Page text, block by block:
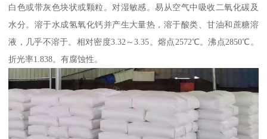
白色或带灰色块状或颗粒。对湿敏感。易从空气中吸收二氧化碳及
水分。溶于水成氢氧化钙并产生大量热，溶于酸类、甘油和蔗糖溶
液，几乎不溶于。相对密度3.32～3.35。熔点2572℃。沸点2850℃。
折光率1.838。有腐蚀性。